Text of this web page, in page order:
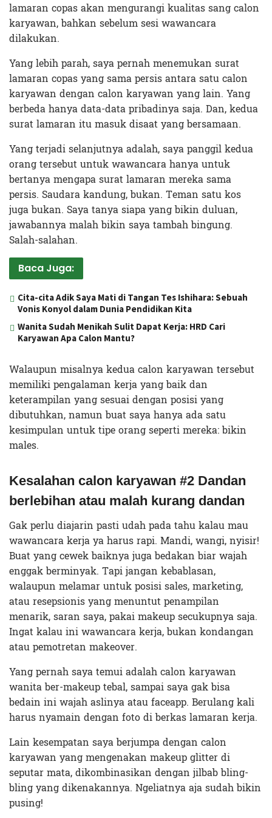
lamaran copas akan mengurangi kualitas sang calon
karyawan, bahkan sebelum sesi wawancara
dilakukan.
Yang lebih parah, saya pernah menemukan surat
lamaran copas yang sama persis antara satu calon
karyawan dengan calon karyawan yang lain. Yang
berbeda hanya data-data pribadinya saja. Dan, kedua
surat lamaran itu masuk disaat yang bersamaan.
Yang terjadi selanjutnya adalah, saya panggil kedua
orang tersebut untuk wawancara hanya untuk
bertanya mengapa surat lamaran mereka sama
persis. Saudara kandung, bukan. Teman satu kos
juga bukan. Saya tanya siapa yang bikin duluan,
jawabannya malah bikin saya tambah bingung.
Salah-salahan.
Baca Juga:
Cita-cita Adik Saya Mati di Tangan Tes Ishihara: Sebuah
Vonis Konyol dalam Dunia Pendidikan Kita
Wanita Sudah Menikah Sulit Dapat Kerja: HRD Cari
Karyawan Apa Calon Mantu?
Walaupun misalnya kedua calon karyawan tersebut
memiliki pengalaman kerja yang baik dan
keterampilan yang sesuai dengan posisi yang
dibutuhkan, namun buat saya hanya ada satu
kesimpulan untuk tipe orang seperti mereka: bikin
males.
Kesalahan calon karyawan #2 Dandan
berlebihan atau malah kurang dandan
Gak perlu diajarin pasti udah pada tahu kalau mau
wawancara kerja ya harus rapi. Mandi, wangi, nyisir!
Buat yang cewek baiknya juga bedakan biar wajah
enggak berminyak. Tapi jangan kebablasan,
walaupun melamar untuk posisi sales, marketing,
atau resepsionis yang menuntut penampilan
menarik, saran saya, pakai makeup secukupnya saja.
Ingat kalau ini wawancara kerja, bukan kondangan
atau pemotretan makeover.
Yang pernah saya temui adalah calon karyawan
wanita ber-makeup tebal, sampai saya gak bisa
bedain ini wajah aslinya atau faceapp. Berulang kali
harus nyamain dengan foto di berkas lamaran kerja.
Lain kesempatan saya berjumpa dengan calon
karyawan yang mengenakan makeup glitter di
seputar mata, dikombinasikan dengan jilbab bling-
bling yang dikenakannya. Ngeliatnya aja sudah bikin
pusing!